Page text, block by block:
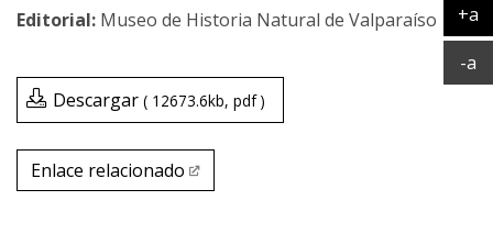
Museo de Historia Natural de Valparaíso
Descargar 12673.6kb pdf
Enlace relacionado Enlace relacionado
+a
-a